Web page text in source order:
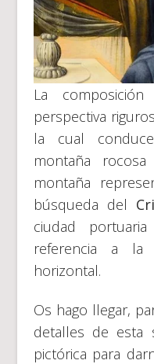
La
perspectiva
la cual
montaña
montaña
búsqueda del
ciudad
referencia a la
horizontal.
Os hago llegar,
detalles de esta
pictórica para